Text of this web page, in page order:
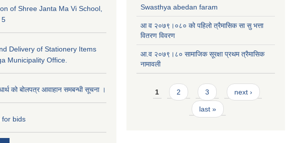
of Shree Janta Ma Vi School,
5
Delivery of Stationery Items
Municipality Office.
को बोलपत्र आवाहान समबन्धी सूचना ।
for bids
Swasthya abedan faram
आ व २०७९।०८० को पहिलो त्रैमासिक सा सु भत्ता
वितरण विवरण
आ.व २०७९।८० सामाजिक सूरक्षा प्रथम त्रैमासिक
नामावली
Pages
1 2 3 next ›
last »